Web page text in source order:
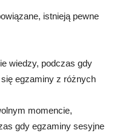
istnieją pewne
wiedzy, podczas gdy
egzaminy z różnych
momencie,
gdy egzaminy sesyjne